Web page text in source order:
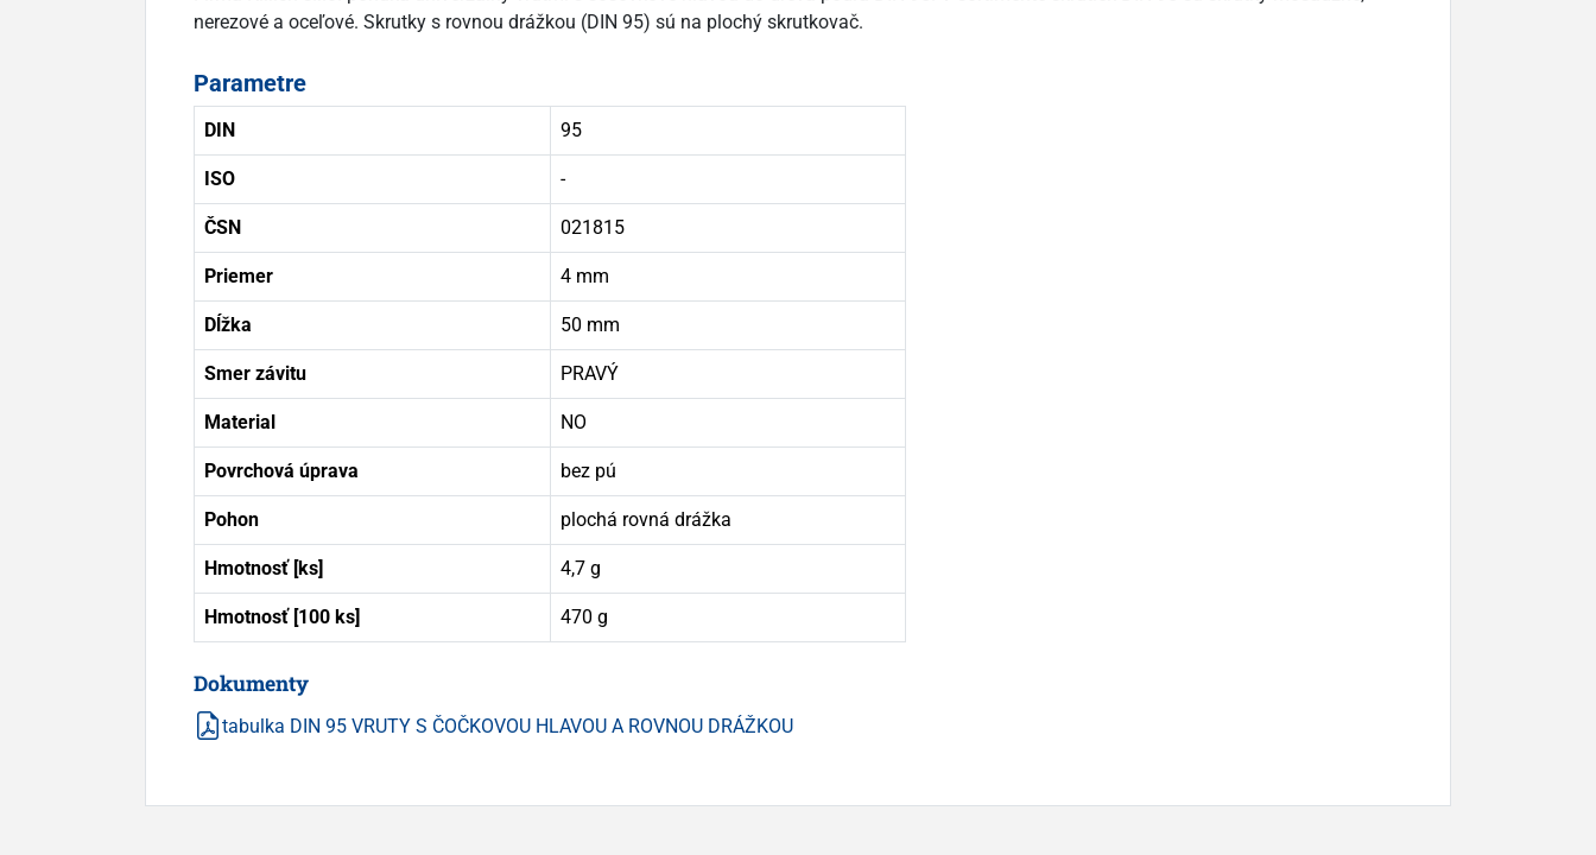
nerezové a oceľové. Skrutky s rovnou drážkou (DIN 95) sú na plochý skrutkovač.
Parametre
DIN 95
ISO -
ČSN 021815
Priemer 4 mm
Dĺžka 50 mm
Smer závitu PRAVÝ
Material NO
Povrchová úprava bez pú
Pohon plochá rovná drážka
Hmotnosť [ks] 4,7 g
Hmotnosť [100 ks] 470 g
Dokumenty
tabulka DIN 95 VRUTY S ČOČKOVOU HLAVOU A ROVNOU DRÁŽKOU